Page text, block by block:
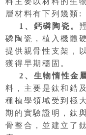
層材料有下列幾類:
1、鈣磷陶瓷。
磷陶瓷，植入機體
提供親骨性支架，
獲得早期穩固。
2、生物惰性金
料，主要是鈦和鋯
種植學領域受到極
期的實驗證明，鈦
骨整合，並建立了